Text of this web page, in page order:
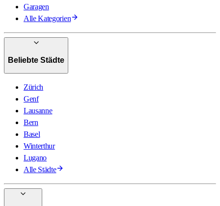
Garagen
Alle Kategorien
Beliebte Städte
Zürich
Genf
Lausanne
Bern
Basel
Winterthur
Lugano
Alle Städte